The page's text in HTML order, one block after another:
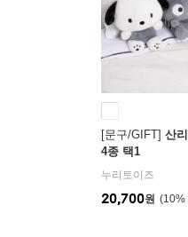
[문구/GIFT] 산
4종 택1
누리토이즈
10%
20,700원